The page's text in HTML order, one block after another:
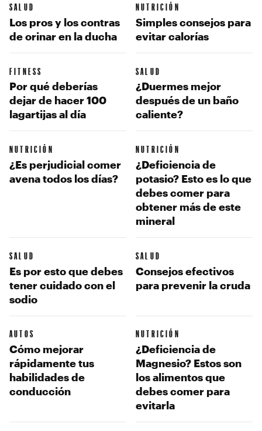
SALUD
Los pros y los contras
de orinar en la ducha
NUTRICIÓN
Simples consejos para
evitar calorías
FITNESS
Por qué deberías
dejar de hacer 100
lagartijas al día
SALUD
¿Duermes mejor
después de un baño
caliente?
NUTRICIÓN
¿Es perjudicial comer
avena todos los días?
NUTRICIÓN
¿Deficiencia de
potasio? Esto es lo que
debes comer para
obtener más de este
mineral
SALUD
Es por esto que debes
tener cuidado con el
sodio
SALUD
Consejos efectivos
para prevenir la cruda
AUTOS
Cómo mejorar
rápidamente tus
habilidades de
conducción
NUTRICIÓN
¿Deficiencia de
Magnesio? Estos son
los alimentos que
debes comer para
evitarla